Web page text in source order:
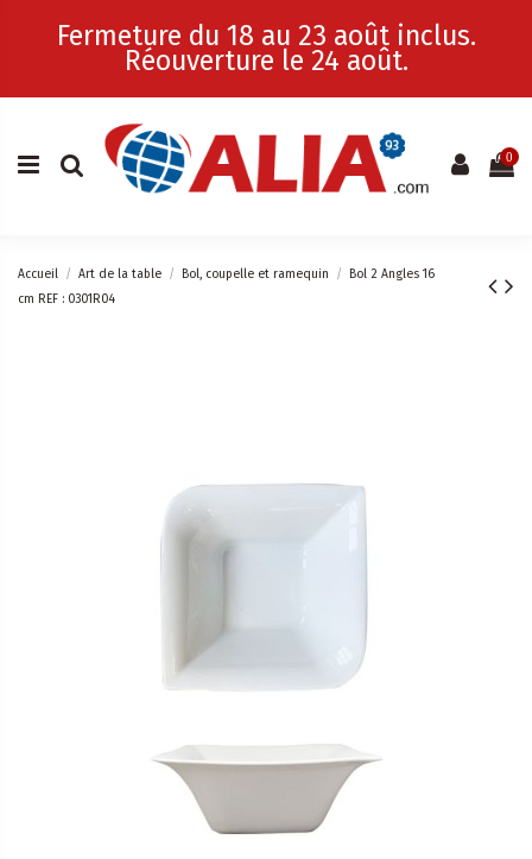
Fermeture du 18 au 23 août inclus.
Réouverture le 24 août.
0
Accueil Art de la table Bol, coupelle et ramequin
Bol 2 Angles 16
cm REF : 0301R04